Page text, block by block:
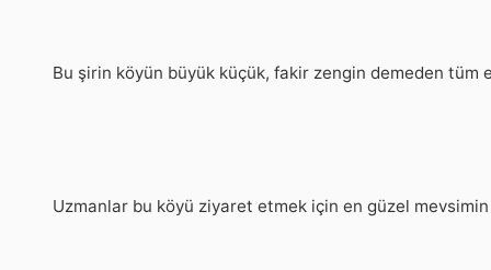
Bu şirin köyün büyük küçük, fakir zengin demeden
Uzmanlar bu köyü ziyaret etmek için en güzel